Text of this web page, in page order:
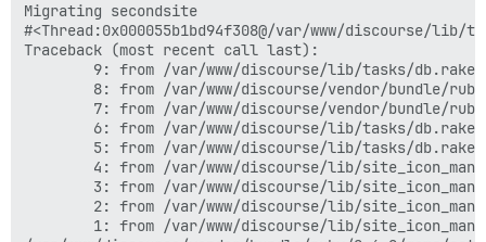
Migrating secondsite
#<Thread:0x000055b1bd94f308@/var/www/
Traceback (most recent call last):
9: from /var/www/discourse/lib/tasks/
8: from /var/www/discourse/vendor/bundle/
7: from /var/www/discourse/vendor/bundle/
6: from /var/www/discourse/lib/tasks/
5: from /var/www/discourse/lib/tasks/
4: from /var/www/discourse/lib/
3: from /var/www/discourse/lib/
2: from /var/www/discourse/lib/
1: from /var/www/discourse/lib/